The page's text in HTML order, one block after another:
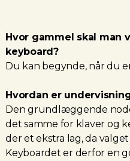
Hvor gammel skal
keyboard?
Du kan begynde, når du
Hvordan er
Den grundlæggende
det samme for klaver og
der et ekstra lag, da
Keyboardet er derfor en